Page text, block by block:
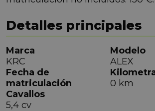
Detalles principales
Marca
KRC
Modelo
ALEX
Fecha de
matriculación
0 km
Cavallos
5,4 cv